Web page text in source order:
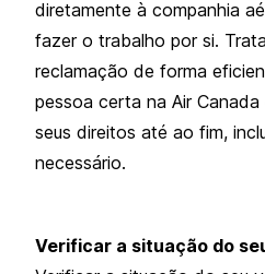
diretamente à companhia
fazer o trabalho por si.
reclamação de forma
pessoa certa na Air
seus direitos até ao fim,
necessário.
Verificar a situação do